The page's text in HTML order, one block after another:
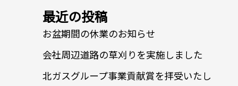
最近の投稿
お盆期間の休業のお知らせ
会社周辺道路の草刈りを実施しました
北ガスグループ事業貢献賞を拝受いたし